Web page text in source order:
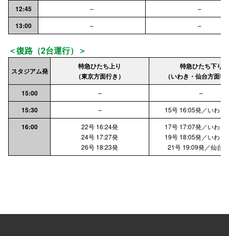
12:45 – –
13:00 – –
＜復路（2台運行）＞
スタジアム発
特急ひたち上り
（東京方面行き）
特急ひたち下り
（いわき・仙台方面行
15:00
– –
15:30 – 15号 16:05発／いわき
16:00
22号 16:24発
24号 17:27発
26号 18:23発
17号 17:07発／いわき
19号 18:05発／いわき
21号 19:09発／仙台